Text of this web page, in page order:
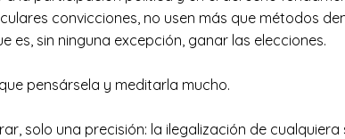
convicciones, no usen más que métodos
es, sin ninguna excepción, ganar las elecciones.
pensársela y meditarla mucho.
solo una precisión: la ilegalización de